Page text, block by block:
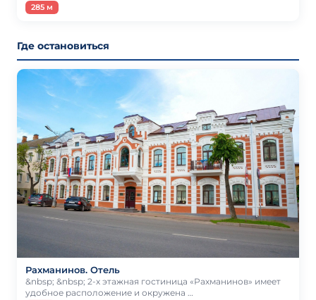
285 м
Где остановиться
Рахманинов. Отель
&nbsp; &nbsp; 2-х этажная гостиница «Рахманинов» имеет
удобное расположение и окружена …